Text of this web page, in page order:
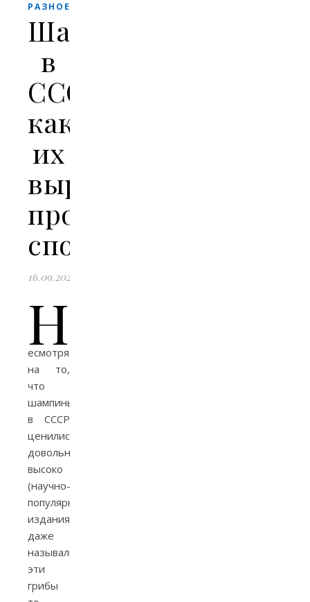
РАЗНОЕ
Шампиньоны
в
СССР:
как
их
выращивали
промышленным
способом
16.09.2024
Н
есмотря
на то,
что
шампиньоны
в СССР
ценились
довольно
высоко
(научно-
популярные
издания
даже
называли
эти
грибы